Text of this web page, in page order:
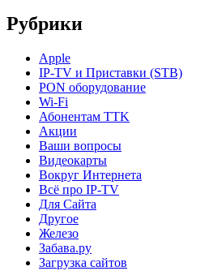
Рубрики
Apple
IP-TV и Приставки (STB)
PON оборудование
Wi-Fi
Абонентам TTK
Акции
Ваши вопросы
Видеокарты
Вокруг Интернета
Всё про IP-TV
Для Сайта
Другое
Железо
Забава.ру
Загрузка сайтов